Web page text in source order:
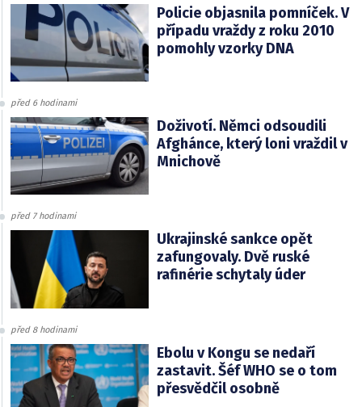
Policie objasnila pomníček. V
případu vraždy z roku 2010
pomohly vzorky DNA
před 6 hodinami
Doživotí. Němci odsoudili
Afghánce, který loni vraždil v
Mnichově
před 7 hodinami
Ukrajinské sankce opět
zafungovaly. Dvě ruské
rafinérie schytaly úder
před 8 hodinami
Ebolu v Kongu se nedaří
zastavit. Šéf WHO se o tom
přesvědčil osobně